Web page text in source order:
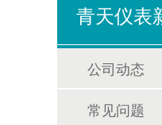
青天仪表
公司动态
常见问题